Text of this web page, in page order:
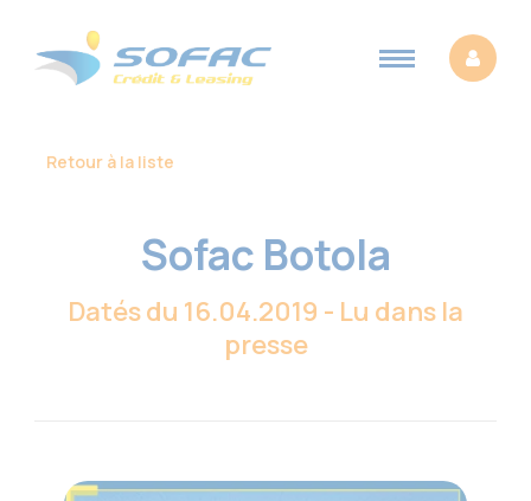
Retour à la liste
Sofac Botola
Datés du 16.04.2019 - Lu dans la
presse